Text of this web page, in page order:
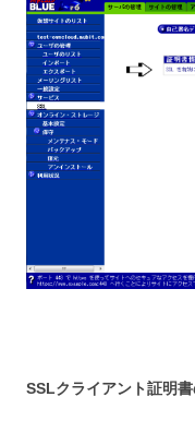
SSLクライアント証明